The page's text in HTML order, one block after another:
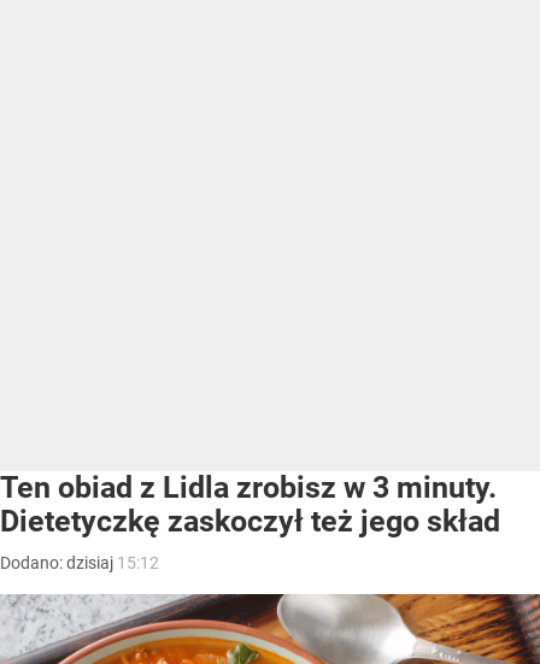
Ten obiad z Lidla zrobisz w 3 minuty.
Dietetyczkę zaskoczył też jego skład
Dodano:dzisiaj 15:12